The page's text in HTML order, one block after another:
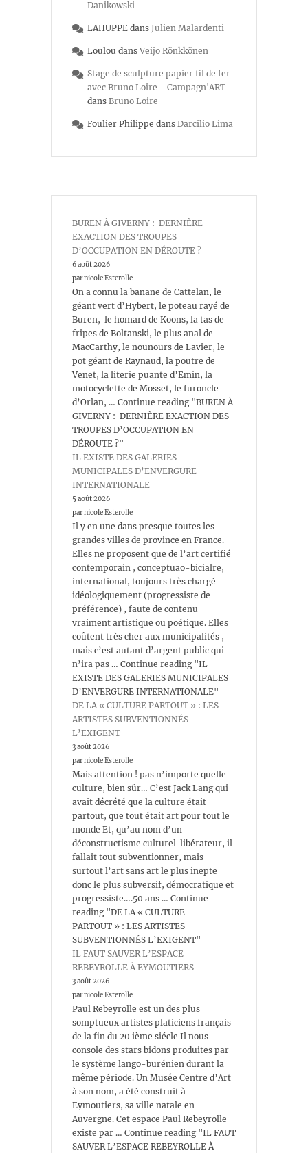
Danikowski
LAHUPPE dans Julien Malardenti
Loulou dans Veijo Rönkkönen
Stage de sculpture papier fil de fer
avec Bruno Loire - Campagn'ART
dans Bruno Loire
Foulier Philippe dans Darcilio Lima
BUREN À GIVERNY : DERNIÈRE
EXACTION DES TROUPES
D’OCCUPATION EN DÉROUTE ?
6 août 2026
par nicole Esterolle
On a connu la banane de Cattelan, le
géant vert d’Hybert, le poteau rayé de
Buren, le homard de Koons, la tas de
fripes de Boltanski, le plus anal de
MacCarthy, le nounours de Lavier, le
pot géant de Raynaud, la poutre de
Venet, la literie puante d’Emin, la
motocyclette de Mosset, le furoncle
d’Orlan, … Continue reading "BUREN À
GIVERNY : DERNIÈRE EXACTION DES
TROUPES D’OCCUPATION EN
DÉROUTE ?"
IL EXISTE DES GALERIES
MUNICIPALES D’ENVERGURE
INTERNATIONALE
5 août 2026
par nicole Esterolle
Il y en une dans presque toutes les
grandes villes de province en France.
Elles ne proposent que de l’art certifié
contemporain , conceptuao-bicialre,
international, toujours très chargé
idéologiquement (progressiste de
préférence) , faute de contenu
vraiment artistique ou poétique. Elles
coûtent très cher aux municipalités ,
mais c’est autant d’argent public qui
n’ira pas … Continue reading "IL
EXISTE DES GALERIES MUNICIPALES
D’ENVERGURE INTERNATIONALE"
DE LA « CULTURE PARTOUT » : LES
ARTISTES SUBVENTIONNÉS
L’EXIGENT
3 août 2026
par nicole Esterolle
Mais attention ! pas n’importe quelle
culture, bien sûr… C’est Jack Lang qui
avait décrété que la culture était
partout, que tout était art pour tout le
monde Et, qu’au nom d’un
déconstructisme culturel libérateur, il
fallait tout subventionner, mais
surtout l’art sans art le plus inepte
donc le plus subversif, démocratique et
progressiste….50 ans … Continue
reading "DE LA « CULTURE
PARTOUT » : LES ARTISTES
SUBVENTIONNÉS L’EXIGENT"
IL FAUT SAUVER L’ESPACE
REBEYROLLE À EYMOUTIERS
3 août 2026
par nicole Esterolle
Paul Rebeyrolle est un des plus
somptueux artistes platiciens français
de la fin du 20 ième siécle Il nous
console des stars bidons produites par
le système lango-burénien durant la
même période. Un Musée Centre d’Art
à son nom, a été construit à
Eymoutiers, sa ville natale en
Auvergne. Cet espace Paul Rebeyrolle
existe par … Continue reading "IL FAUT
SAUVER L’ESPACE REBEYROLLE À